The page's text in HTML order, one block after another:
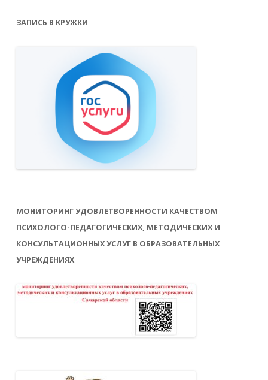
ЗАПИСЬ В КРУЖКИ
МОНИТОРИНГ УДОВЛЕТВОРЕННОСТИ КАЧЕСТВОМ
ПСИХОЛОГО-ПЕДАГОГИЧЕСКИХ, МЕТОДИЧЕСКИХ И
КОНСУЛЬТАЦИОННЫХ УСЛУГ В ОБРАЗОВАТЕЛЬНЫХ
УЧРЕЖДЕНИЯХ